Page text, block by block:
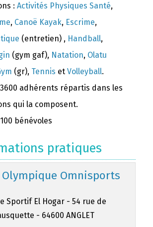
: Activités Physiques Santé,
, Canoë Kayak, Escrime,
(entretien) , Handball,
(gym gaf), Natation, Olatu
(gr), Tennis et Volleyball.
adhérents répartis dans les
qui la composent.
bénévoles
pratiques
Omnisports
Sportif El Hogar - 54 rue de
- 64600 ANGLET